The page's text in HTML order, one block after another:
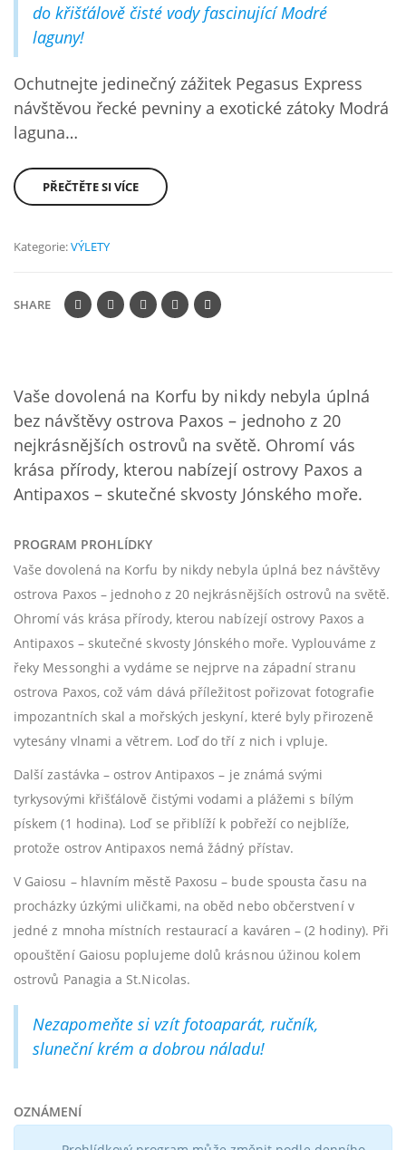
do křišťálově čisté vody fascinující Modré
laguny!
Ochutnejte jedinečný zážitek Pegasus Express
návštěvou řecké pevniny a exotické zátoky Modrá
laguna…
PŘEČTĚTE SI VÍCE
Kategorie:VÝLETY
SHARE
Vaše dovolená na Korfu by nikdy nebyla úplná
bez návštěvy ostrova Paxos – jednoho z 20
nejkrásnějších ostrovů na světě. Ohromí vás
krása přírody, kterou nabízejí ostrovy Paxos a
Antipaxos – skutečné skvosty Jónského moře.
PROGRAM PROHLÍDKY
Vaše dovolená na Korfu by nikdy nebyla úplná bez návštěvy
ostrova Paxos – jednoho z 20 nejkrásnějších ostrovů na světě.
Ohromí vás krása přírody, kterou nabízejí ostrovy Paxos a
Antipaxos – skutečné skvosty Jónského moře. Vyplouváme z
řeky Messonghi a vydáme se nejprve na západní stranu
ostrova Paxos, což vám dává příležitost pořizovat fotografie
impozantních skal a mořských jeskyní, které byly přirozeně
vytesány vlnami a větrem. Loď do tří z nich i vpluje.
Další zastávka – ostrov Antipaxos – je známá svými
tyrkysovými křišťálově čistými vodami a plážemi s bílým
pískem (1 hodina). Loď se přiblíží k pobřeží co nejblíže,
protože ostrov Antipaxos nemá žádný přístav.
V Gaiosu – hlavním městě Paxosu – bude spousta času na
procházky úzkými uličkami, na oběd nebo občerstvení v
jedné z mnoha místních restaurací a kaváren – (2 hodiny). Při
opouštění Gaiosu poplujeme dolů krásnou úžinou kolem
ostrovů Panagia a St.Nicolas.
Nezapomeňte si vzít fotoaparát, ručník,
sluneční krém a dobrou náladu!
OZNÁMENÍ